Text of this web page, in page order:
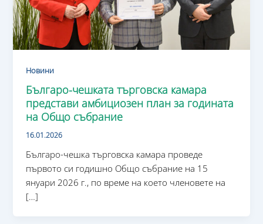
Новини
Българо-чешката търговска камара
представи амбициозен план за годината
на Общо събрание
16.01.2026
Българо-чешка търговска камара проведе
първото си годишно Общо събрание на 15
януари 2026 г., по време на което членовете на
[…]